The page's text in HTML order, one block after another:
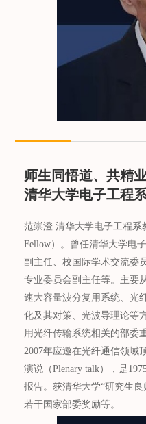
师生同悟道、共精
清华大学电子工程
范崇澄 清华大学电子工程系
Fellow）。曾任清华大学电
副主任、校国际学术交流委
专业委员会副主任等。主要
速大容量波分复用系统、光
化及其对策、光波导理论等
用光纤传输系统相关的部委
2007年应邀在光纤通信领域
演说（Plenary talk），是
报告。获清华大学“研究生良
若干国家部委奖励等。